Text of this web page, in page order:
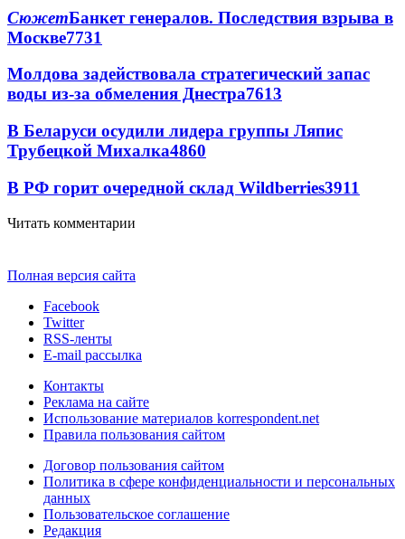
СюжетБанкет генералов. Последствия взрыва в
Москве7731
Молдова задействовала стратегический запас
воды из-за обмеления Днестра7613
В Беларуси осудили лидера группы Ляпис
Трубецкой Михалка4860
В РФ горит очередной склад Wildberries3911
Читать комментарии
Полная версия сайта
Facebook
Twitter
RSS-ленты
E-mail рассылка
Контакты
Реклама на сайте
Использование материалов korrespondent.net
Правила пользования сайтом
Договор пользования сайтом
Политика в сфере конфиденциальности и персональных
данных
Пользовательское соглашение
Редакция